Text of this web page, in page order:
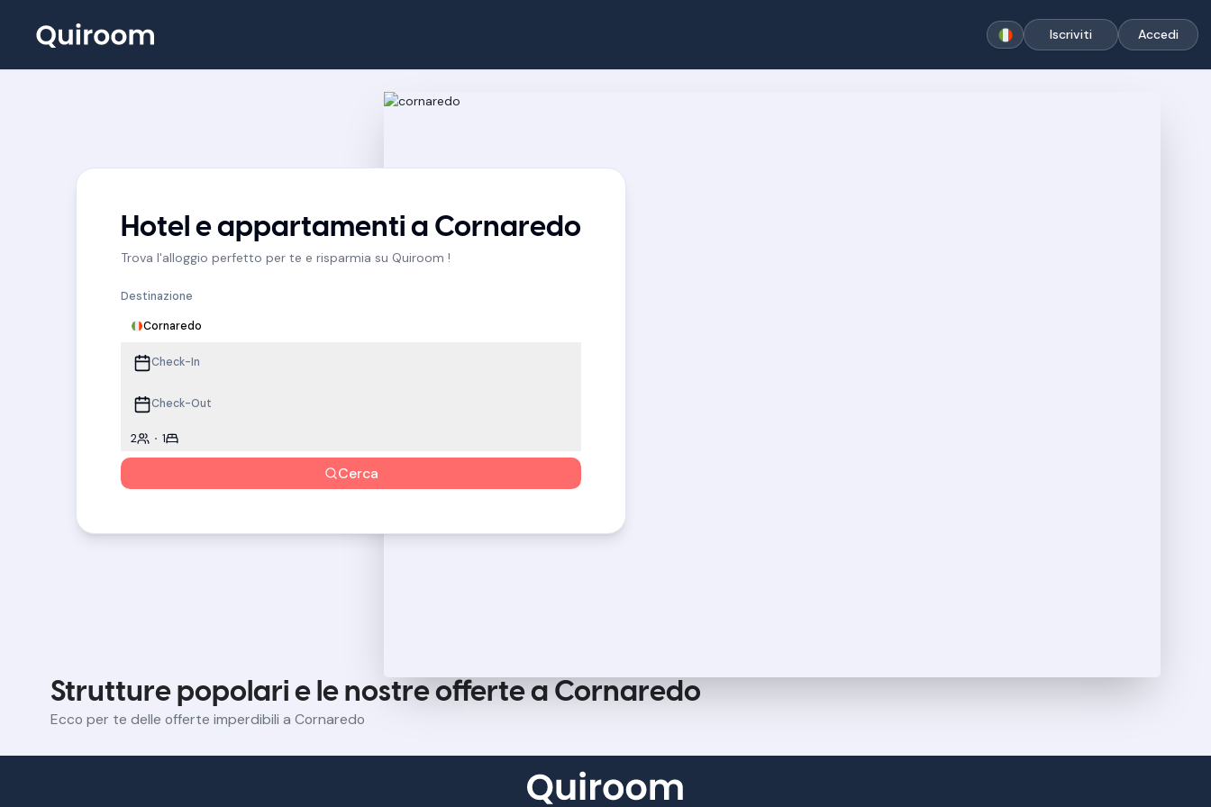
Iscriviti Accedi
Hotel e appartamenti a Cornaredo
Trova l'alloggio perfetto per te e risparmia su Quiroom !
Destinazione
Cornaredo
2 1
Cerca
Strutture popolari e le nostre offerte a Cornaredo
Ecco per te delle offerte imperdibili a Cornaredo